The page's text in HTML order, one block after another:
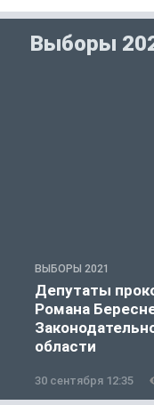
Выборы
ВЫБОРЫ 2021
Депутаты
Романа
области
30 сентября 12:35